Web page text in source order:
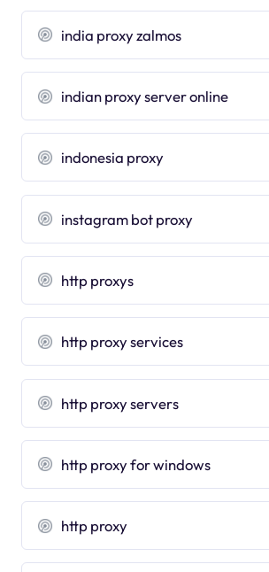
india proxy zalmos
indian proxy server online
indonesia proxy
instagram bot proxy
http proxys
http proxy services
http proxy servers
http proxy for windows
http proxy